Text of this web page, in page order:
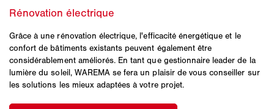
Grâce à une rénovation électrique, l'efficacité énergétique et le
confort de bâtiments existants peuvent également être
considérablement améliorés. En tant que gestionnaire leader de la
lumière du soleil, WAREMA se fera un plaisir de vous conseiller sur
les solutions les mieux adaptées à votre projet.